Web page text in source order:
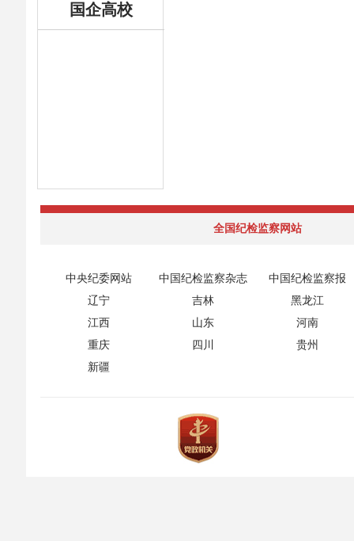
国企高校
全国纪检监察网站
中央纪委网站 中国纪检监察杂志
中国纪检监察报
辽宁
吉林
黑龙江
江西
山东
河南
重庆
四川
贵州
新疆